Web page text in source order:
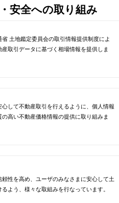
安全への取り組み
土地鑑定委員会の取引情報提供制度によ
取引データに基づく相場情報を提供しま
して不動産取引を行えるように、個人情報
高い不動産価格情報の提供に取り組みま
性を高め、ユーザのみなさまに安心して土
よう、様々な取組みを行なっています。